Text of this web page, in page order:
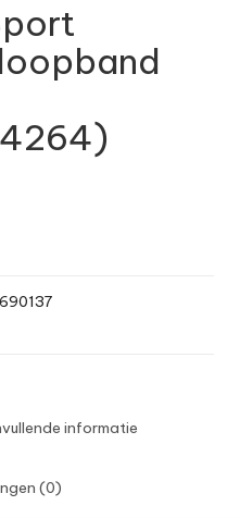
informatie
(0)